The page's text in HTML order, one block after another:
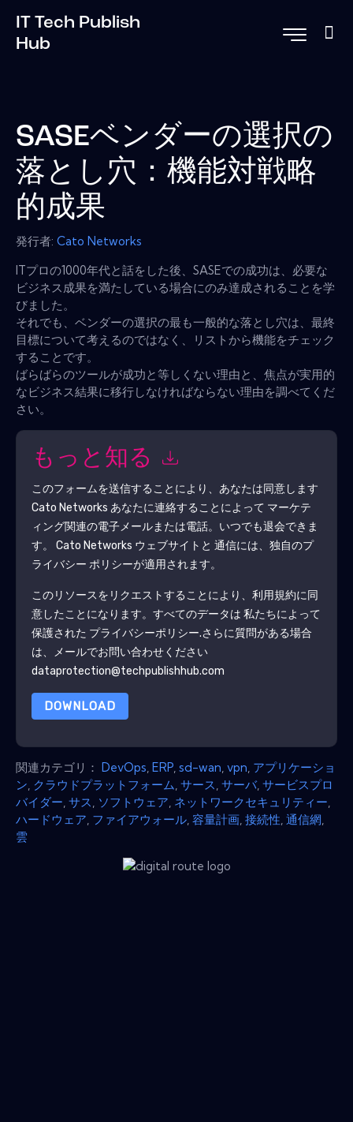
IT Tech Publish
Hub
SASEベンダーの選択の
落とし穴：機能対戦略
的成果
発行者: Cato Networks
ITプロの1000年代と話をした後、SASEでの成功は、必要な
ビジネス成果を満たしている場合にのみ達成されることを学
びました。
それでも、ベンダーの選択の最も一般的な落とし穴は、最終
目標について考えるのではなく、リストから機能をチェック
することです。
ばらばらのツールが成功と等しくない理由と、焦点が実用的
なビジネス結果に移行しなければならない理由を調べてくだ
さい。
もっと知る
このフォームを送信することにより、あなたは同意します
Cato Networks あなたに連絡することによって マーケテ
ィング関連の電子メールまたは電話。いつでも退会できま
す。 Cato Networks ウェブサイトと 通信には、独自のプ
ライバシー ポリシーが適用されます。
このリソースをリクエストすることにより、利用規約に同
意したことになります。すべてのデータは 私たちによって
保護された プライバシーポリシー.さらに質問がある場合
は、メールでお問い合わせください
dataprotection@techpublishhub.com
DOWNLOAD
関連カテゴリ： DevOps ERP sd-wan vpn アプリケーショ
ン クラウドプラットフォーム サース サーバ, サービスプロ
バイダー サス ソフトウェア ネットワークセキュリティー
ハードウェア ファイアウォール 容量計画 接続性 通信網
雲